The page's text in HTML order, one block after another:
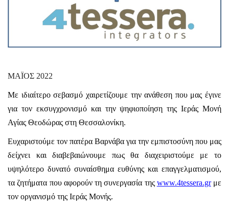
ΜΑΪΟΣ 2022
Με ιδιαίτερο σεβασμό χαιρετίζουμε την ανάθεση που μας έγινε
για τον εκσυγχρονισμό και την ψηφιοποίηση της Ιεράς Μονή
Αγίας Θεοδώρας στη Θεσσαλονίκη.
Ευχαριστούμε τον πατέρα Βαρνάβα για την εμπιστοσύνη που μας
δείχνει και διαβεβαιώνουμε πως θα διαχειριστούμε με το
υψηλότερο δυνατό συναίσθημα ευθύνης και επαγγελματισμού,
τα ζητήματα που αφορούν τη συνεργασία της www.4tessera.gr με
τον οργανισμό της Ιεράς Μονής.